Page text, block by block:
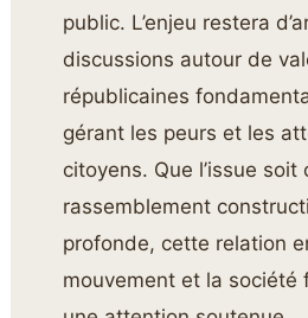
public. L’enjeu restera
discussions autour de
républicaines
gérant les peurs et les
citoyens. Que l’issue soit
rassemblement
profonde, cette relation
mouvement et la société